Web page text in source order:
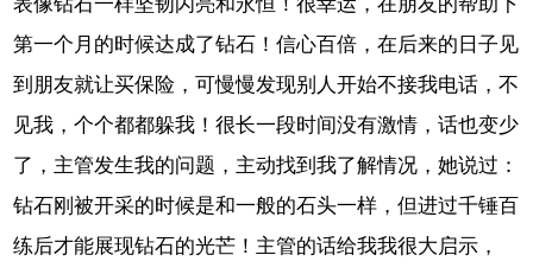
第一个月的时候达成了钻石！信心百倍，在后来的日子见
到朋友就让买保险，可慢慢发现别人开始不接我电话，不
见我，个个都都躲我！很长一段时间没有激情，话也变少
了，主管发生我的问题，主动找到我了解情况，她说过：
钻石刚被开采的时候是和一般的石头一样，但进过千锤百
练后才能展现钻石的光芒！主管的话给我我很大启示，